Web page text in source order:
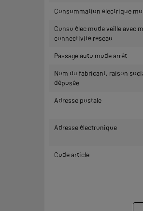
Consommation électrique
Conso élec mode veille avec
connectivité réseau
Passage auto mode arrêt
Nom du fabricant, raison
déposée
Adresse postale
Adresse électronique
Code article